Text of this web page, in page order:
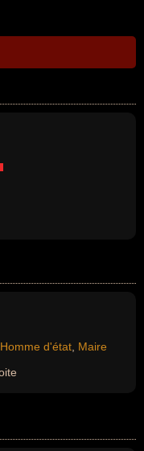
Homme d'état Maire